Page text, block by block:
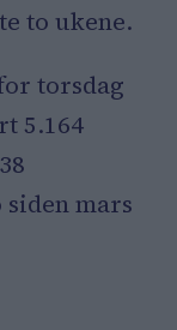
to ukene.
torsdag
5.164
mars